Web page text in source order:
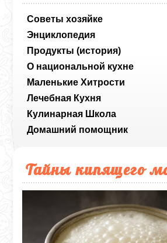
Советы хозяйке
Энциклопедия
Продукты (история)
О национальной кухне
Маленькие Хитрости
Лечебная Кухня
Кулинарная Школа
Домашний помощник
Тайны кипящего